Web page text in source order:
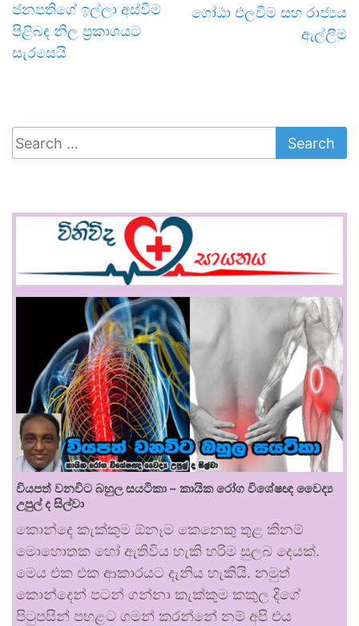
ජනපතිගේ ඉල්ලා අස්වීම
පිළිබඳ නිල ප්‍රකාශයට
සැරසෙයි
ගෝඨා එලවීම සහ රාජ්‍යය
ඇල්ලීම
වියපත් වනවිට බහුල සයටිකා – කායික රෝග විශේෂඥ වෛද්‍ය
උපුල් ද සිල්වා
කොන්දෙ කැක්කුම ඕනෑම කෙනෙකු තුළ කිනම්
මොහොතක හෝ ඇතිවිය හැකි හරිම සුලබ දෙයක්.
මෙය එක එක ආකාරයට දැනිය හැකියි. නමුත්
කොන්දෙන් පටන් ගන්නා කැක්කුම කකුල දිගේ
පිටුපසින් පහළට ගමන් කරන්නේ නම් අපි එය